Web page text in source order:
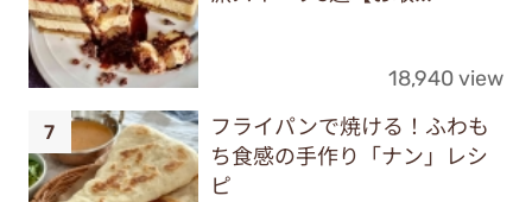
18,940 view
フライパンで焼ける！ふわも
ち食感の手作り「ナン」レシ
ピ